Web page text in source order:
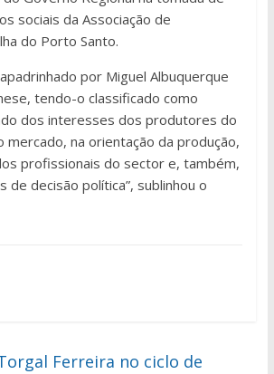
sociais da Associação de
do Porto Santo.
por Miguel Albuquerque
tendo-o classificado como
dos interesses dos produtores do
mercado, na orientação da produção,
profissionais do sector e, também,
de decisão política”, sublinhou o
Ferreira no ciclo de